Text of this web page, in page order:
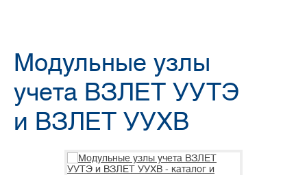
Модульные узлы
учета ВЗЛЕТ УУТЭ
и ВЗЛЕТ УУХВ